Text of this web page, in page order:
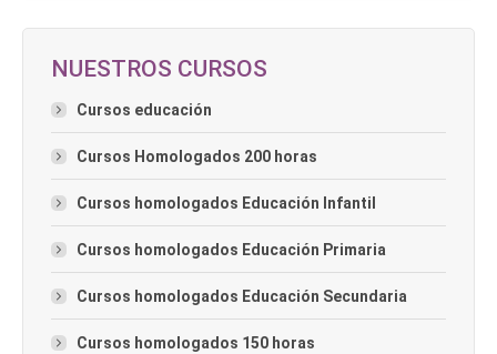
NUESTROS CURSOS
Cursos educación
Cursos Homologados 200 horas
Cursos homologados Educación Infantil
Cursos homologados Educación Primaria
Cursos homologados Educación Secundaria
Cursos homologados 150 horas